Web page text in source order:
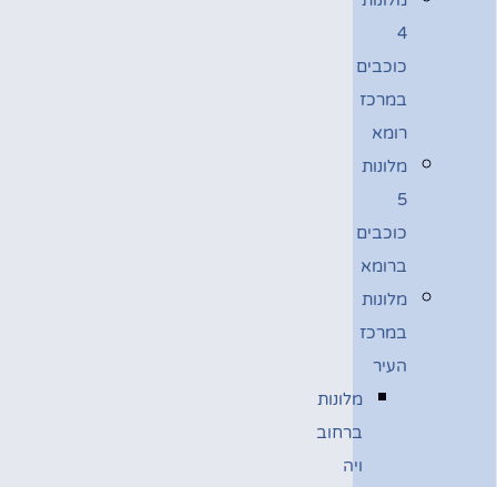
4
כוכבים
במרכז
רומא
מלונות
5
כוכבים
ברומא
מלונות
במרכז
העיר
מלונות
ברחוב
ויה